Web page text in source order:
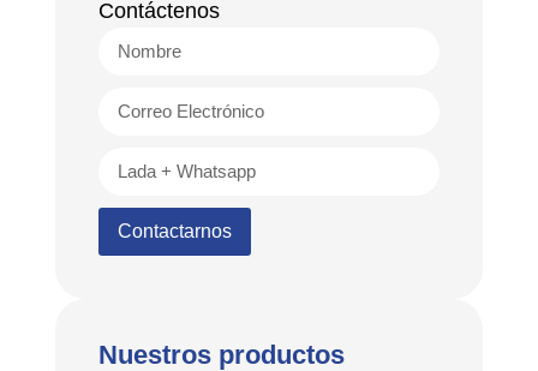
Contáctenos
Contactarnos
Nuestros productos